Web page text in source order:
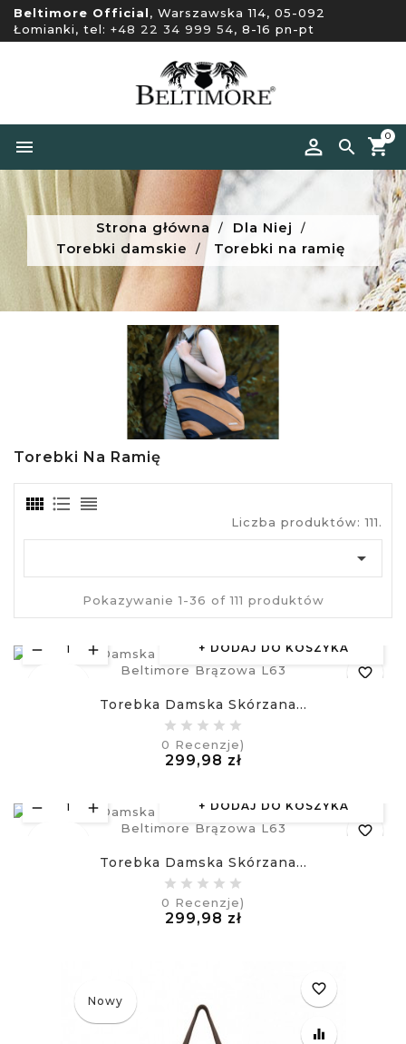
Beltimore Official, Warszawska 114, 05-092
Łomianki, tel: +48 22 34 999 54, 8-16 pn-pt


0
Strona główna
Dla Niej
Torebki damskie
Torebki na ramię
Torebki Na Ramię
Liczba produktów: 111.

Pokazywanie 1-36 of 111 produktów
DODAJ DO KOSZYKA
favorite_border
Torebka Damska Skórzana...
0 Recenzje)
299,98 złCena
DODAJ DO KOSZYKA
favorite_border
Torebka Damska Skórzana...
0 Recenzje)
299,98 złCena
Nowy
favorite_border
equalizer